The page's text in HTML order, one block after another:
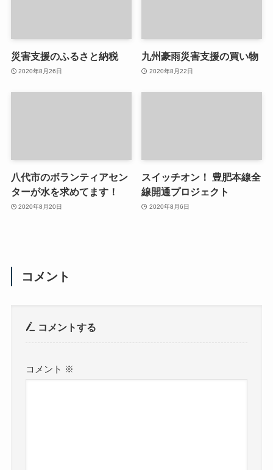
災害支援のふるさと納税
2020年8月26日
九州豪雨災害支援の買い物
2020年8月22日
八代市のボランティアセン
ターが水を求めてます！
2020年8月20日
スイッチオン！ 豊肥本線全
線開通プロジェクト
2020年8月6日
コメント
コメントする
コメント ※